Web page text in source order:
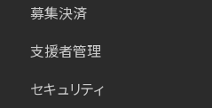
募集決済
支援者管理
セキュリティ